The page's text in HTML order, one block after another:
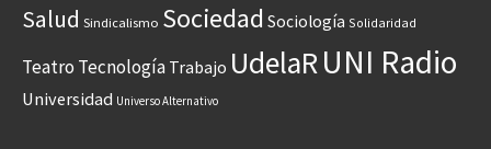
Salud Sindicalismo Sociedad Sociología Solidaridad
Teatro Tecnología Trabajo UdelaRUNI Radio
Universidad Universo Alternativo